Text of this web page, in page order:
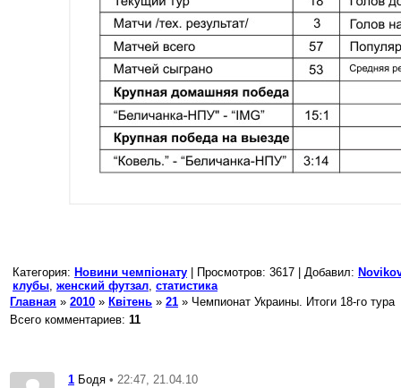
Категория: Новини чемпіонату | Просмотров: 3617 | Добавил:
клубы женский футзал статистика
Главная » 2010 » Квітень » 21 » Чемпионат Украины. Итоги 18-го тура
Всего комментариев: 11
1 Бодя • 22:47, 21.04.10